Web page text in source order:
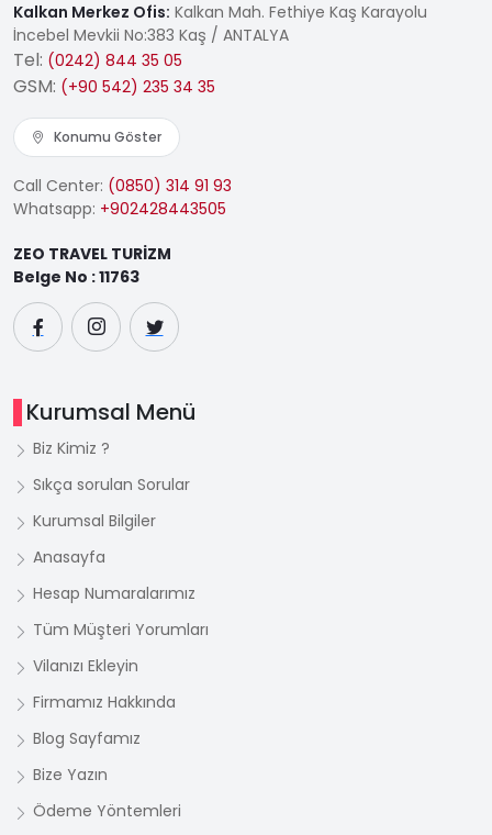
Kalkan Merkez Ofis: Kalkan Mah. Fethiye Kaş Karayolu
İncebel Mevkii No:383 Kaş / ANTALYA
Tel: (0242) 844 35 05
GSM: (+90 542) 235 34 35
Konumu Göster
Call Center: (0850) 314 91 93
Whatsapp: +902428443505
ZEO TRAVEL TURİZM
Belge No : 11763
Kurumsal Menü
Biz Kimiz ?
Sıkça sorulan Sorular
Kurumsal Bilgiler
Anasayfa
Hesap Numaralarımız
Tüm Müşteri Yorumları
Vilanızı Ekleyin
Firmamız Hakkında
Blog Sayfamız
Bize Yazın
Ödeme Yöntemleri